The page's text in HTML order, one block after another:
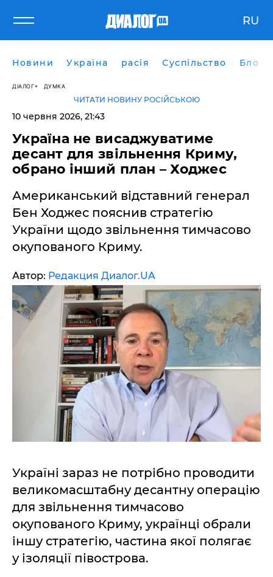
RU
Новини Україна расія Суспільство Блоги
ДІАЛОГ ДУМКА
ЧИТАТИ НОВИНУ РОСІЙСЬКОЮ
10 червня 2026, 21:43
​Україна не висаджуватиме
десант для звільнення Криму,
обрано інший план – Ходжес
Американський відставний генерал
Бен Ходжес пояснив стратегію
України щодо звільнення тимчасово
окупованого Криму.
Автор: Редакция Диалог.UA
Україні зараз не потрібно проводити
великомасштабну десантну операцію
для звільнення тимчасово
окупованого Криму, українці обрали
іншу стратегію, частина якої полягає
у ізоляції півострова.